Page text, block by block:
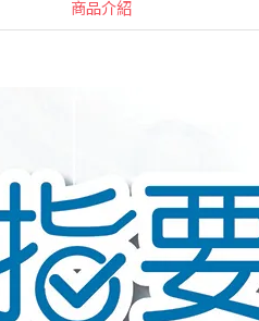
商品介紹